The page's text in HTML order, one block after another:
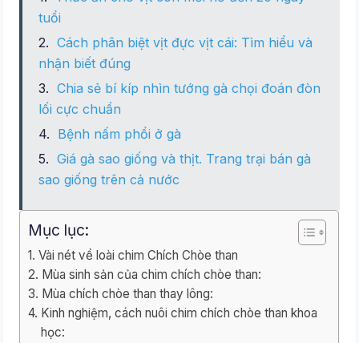
tuổi
Cách phân biệt vịt đực vịt cái: Tìm hiểu và
nhận biết đúng
Chia sẻ bí kíp nhìn tướng gà chọi đoán đòn
lối cực chuẩn
Bệnh nấm phổi ở gà
Giá gà sao giống và thịt. Trang trại bán gà
sao giống trên cả nước
Mục lục:
Vài nét về loài chim Chích Chòe than
Mùa sinh sản của chim chích chòe than:
Mùa chích chòe than thay lông:
Kinh nghiệm, cách nuôi chim chích chòe than khoa
học: